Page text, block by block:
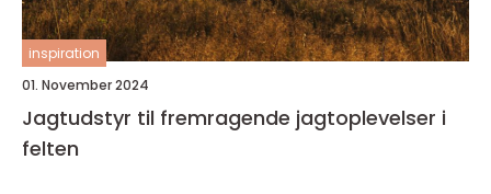
inspiration
01. November 2024
Jagtudstyr til fremragende jagtoplevelser i
felten